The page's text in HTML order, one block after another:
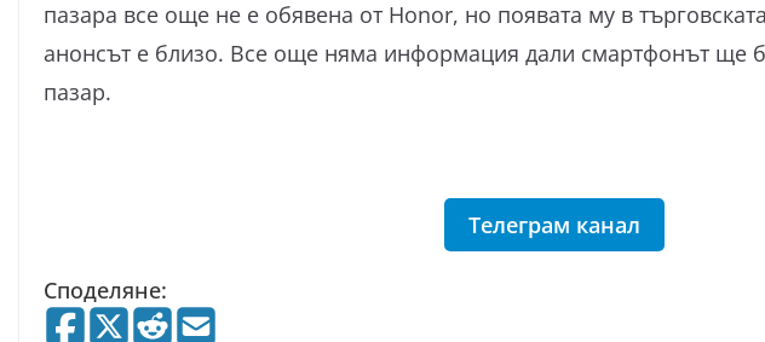
пазара все още не е обявена от Honor, но появата му в
анонсът е близо. Все още няма информация дали смартфонът ще
пазар.
Телеграм канал
Споделяне: